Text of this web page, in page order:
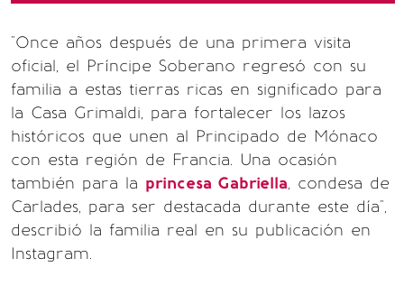
"Once años después de una primera visita
oficial, el Príncipe Soberano regresó con su
familia a estas tierras ricas en significado para
la Casa Grimaldi, para fortalecer los lazos
históricos que unen al Principado de Mónaco
con esta región de Francia. Una ocasión
también para la princesa Gabriella, condesa de
Carlades, para ser destacada durante este día",
describió la familia real en su publicación en
Instagram.